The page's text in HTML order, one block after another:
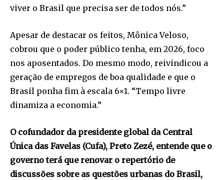
viver o Brasil que precisa ser de todos nós.”
Apesar de destacar os feitos, Mônica Veloso,
cobrou que o poder público tenha, em 2026, foco
nos aposentados. Do mesmo modo, reivindicou a
geração de empregos de boa qualidade e que o
Brasil ponha fim à escala 6×1. “Tempo livre
dinamiza a economia.”
O cofundador da presidente global da Central
Única das Favelas (Cufa), Preto Zezé, entende que o
governo terá que renovar o repertório de
discussões sobre as questões urbanas do Brasil,